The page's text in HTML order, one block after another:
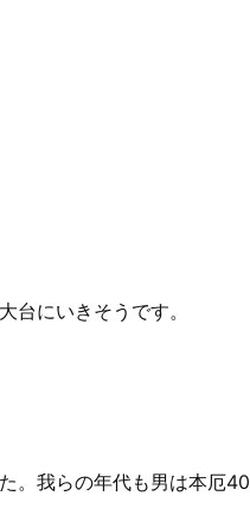
台にいきそうです。
。我らの年代も男は本厄